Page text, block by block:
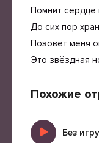
Помнит сердце
До сих пор
Позовёт меня
Это звёздная
Похожие
Без